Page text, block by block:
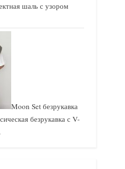
шаль с узором
Moon Set безрукавка
безрукавка с V-